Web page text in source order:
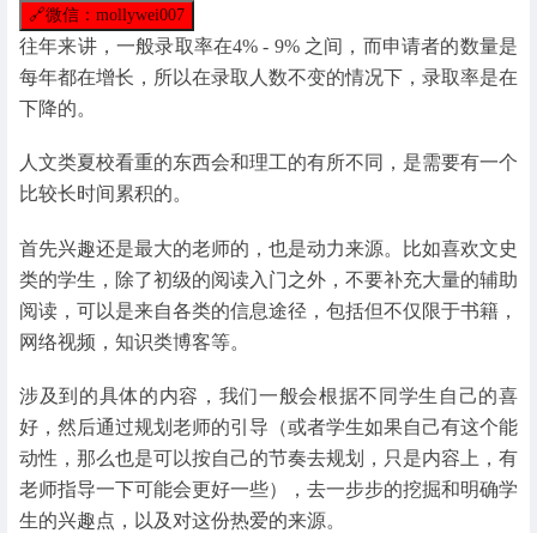
🔗微信：mollywei007
往年来讲，一般录取率在4% - 9% 之间，而申请者的数量是
每年都在增长，所以在录取人数不变的情况下，录取率是在
下降的。
人文类夏校看重的东西会和理工的有所不同，是需要有一个
比较长时间累积的。
首先兴趣还是最大的老师的，也是动力来源。比如喜欢文史
类的学生，除了初级的阅读入门之外，不要补充大量的辅助
阅读，可以是来自各类的信息途径，包括但不仅限于书籍，
网络视频，知识类博客等。
涉及到的具体的内容，我们一般会根据不同学生自己的喜
好，然后通过规划老师的引导（或者学生如果自己有这个能
动性，那么也是可以按自己的节奏去规划，只是内容上，有
老师指导一下可能会更好一些），去一步步的挖掘和明确学
生的兴趣点，以及对这份热爱的来源。